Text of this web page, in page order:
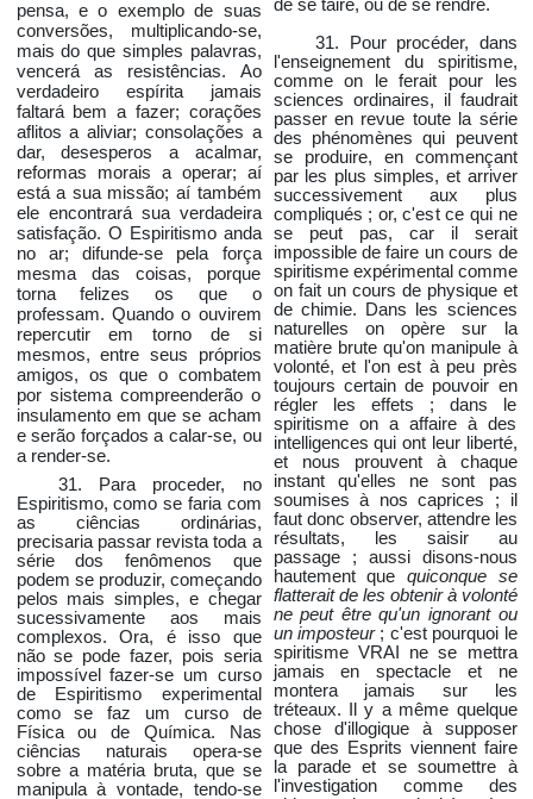
pensa, e o exemplo de suas
conversões, multiplicando-se,
mais do que simples palavras,
vencerá as resistências. Ao
verdadeiro espírita jamais
faltará bem a fazer; corações
aflitos a aliviar; consolações a
dar, desesperos a acalmar,
reformas morais a operar; aí
está a sua missão; aí também
ele encontrará sua verdadeira
satisfação. O Espiritismo anda
no ar; difunde-se pela força
mesma das coisas, porque
torna felizes os que o
professam. Quando o ouvirem
repercutir em torno de si
mesmos, entre seus próprios
amigos, os que o combatem
por sistema compreenderão o
insulamento em que se acham
e serão forçados a calar-se, ou
a render-se.
31. Para proceder, no
Espiritismo, como se faria com
as ciências ordinárias,
precisaria passar revista toda a
série dos fenômenos que
podem se produzir, começando
pelos mais simples, e chegar
sucessivamente aos mais
complexos. Ora, é isso que
não se pode fazer, pois seria
impossível fazer-se um curso
de Espiritismo experimental
como se faz um curso de
Física ou de Química. Nas
ciências naturais opera-se
sobre a matéria bruta, que se
manipula à vontade, tendo-se
de se taire, ou de se rendre.
31. Pour procéder, dans
l'enseignement du spiritisme,
comme on le ferait pour les
sciences ordinaires, il faudrait
passer en revue toute la série
des phénomènes qui peuvent
se produire, en commençant
par les plus simples, et arriver
successivement aux plus
compliqués ; or, c'est ce qui ne
se peut pas, car il serait
impossible de faire un cours de
spiritisme expérimental comme
on fait un cours de physique et
de chimie. Dans les sciences
naturelles on opère sur la
matière brute qu'on manipule à
volonté, et l'on est à peu près
toujours certain de pouvoir en
régler les effets ; dans le
spiritisme on a affaire à des
intelligences qui ont leur liberté,
et nous prouvent à chaque
instant qu'elles ne sont pas
soumises à nos caprices ; il
faut donc observer, attendre les
résultats, les saisir au
passage ; aussi disons-nous
hautement que quiconque se
flatterait de les obtenir à volonté
ne peut être qu'un ignorant ou
un imposteur; c'est pourquoi le
spiritisme VRAI ne se mettra
jamais en spectacle et ne
montera jamais sur les
tréteaux. Il y a même quelque
chose d'illogique à supposer
que des Esprits viennent faire
la parade et se soumettre à
l'investigation comme des